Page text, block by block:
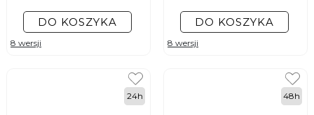
DO KOSZYKA
8 wersji
DO KOSZYKA
8 wersji
24h 48h